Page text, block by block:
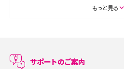
ASMRとは？初心者向けの代表ジャンルや楽し
LINEで友だちを削除する方法は？方法ごとの
もっと見る
サポートのご案内